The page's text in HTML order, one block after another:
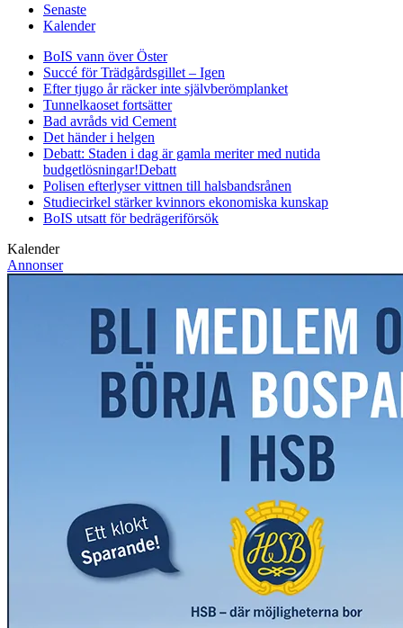
Senaste
Kalender
BoIS vann över Öster
Succé för Trädgårdsgillet – Igen
Efter tjugo år räcker inte självberömplanket
Tunnelkaoset fortsätter
Bad avråds vid Cement
Det händer i helgen
Debatt: Staden i dag är gamla meriter med nutida
budgetlösningar!Debatt
Polisen efterlyser vittnen till halsbandsrånen
Studiecirkel stärker kvinnors ekonomiska kunskap
BoIS utsatt för bedrägeriförsök
Kalender
Annonser